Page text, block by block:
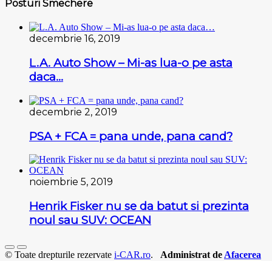
Posturi Smechere
decembrie 16, 2019
L.A. Auto Show – Mi-as lua-o pe asta
daca…
decembrie 2, 2019
PSA + FCA = pana unde, pana cand?
noiembrie 5, 2019
Henrik Fisker nu se da batut si prezinta
noul sau SUV: OCEAN
© Toate drepturile rezervate i-CAR.ro. Administrat de Afacerea